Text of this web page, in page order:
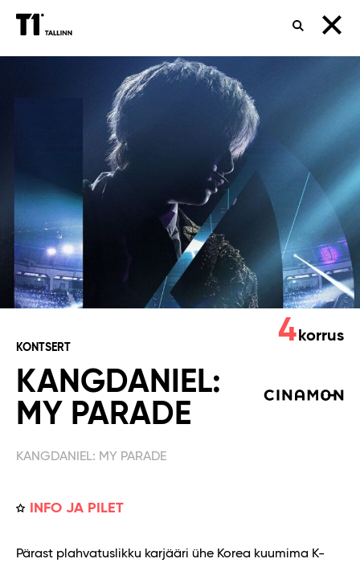
OTSING
KANGDANIEL:
PARADE
KONTSERT
KANGDANIEL:
MY PARADE
KANGDANIEL: MY PARADE
INFO JA PILET
4 korrus
Pärast plahvatuslikku karjääri ühe Korea kuumima K-